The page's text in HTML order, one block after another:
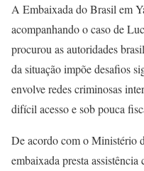
A Embaixada do Brasil em
acompanhando o caso de
procurou as autoridades
da situação impõe desafios
envolve redes criminosas
difícil acesso e sob pouca
De acordo com o Ministério
embaixada presta